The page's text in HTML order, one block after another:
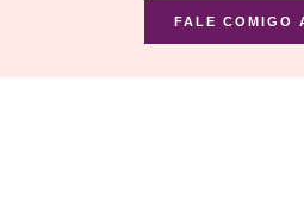
FALE COMIGO